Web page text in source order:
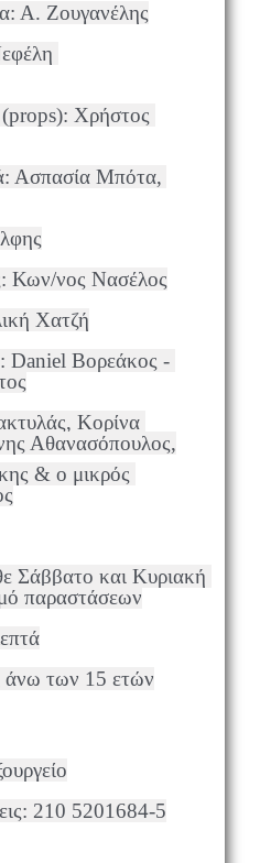
Α. Ζουγανέλης
Χρήστος
Ασπασία Μπότα,
Κων/νος Νασέλος
Χατζή
Daniel Βορεάκος -
Κορίνα
Αθανασόπουλος,
Σάββατο και Κυριακή
παραστάσεων
άνω των 15 ετών
210 5201684-5